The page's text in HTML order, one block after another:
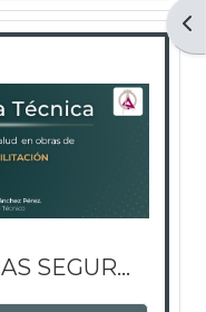
JORNADAS TÉCNICAS SEGURIDAD Y SALUD EN REHABILITACIÓN